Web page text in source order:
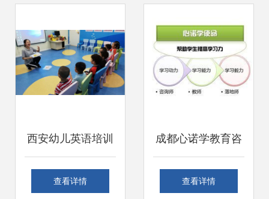
西安幼儿英语培训
咨询服务指南 如何
查看详情
成都心诺学教育咨
询 打造高效办公服
查看详情